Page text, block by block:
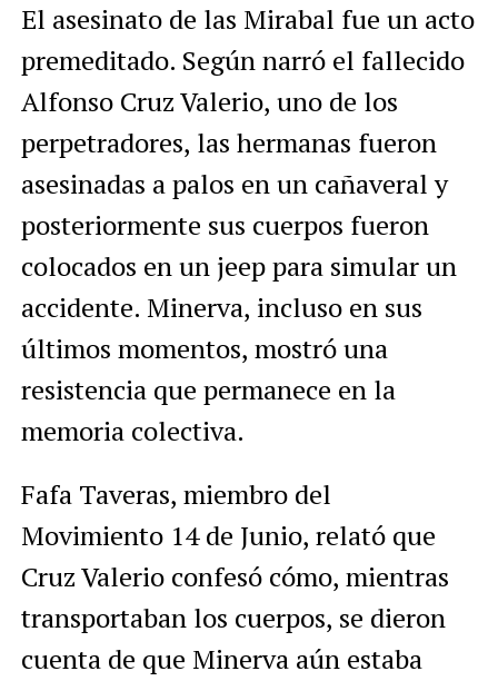
El asesinato de las Mirabal fue un acto
premeditado. Según narró el fallecido
Alfonso Cruz Valerio, uno de los
perpetradores, las hermanas fueron
asesinadas a palos en un cañaveral y
posteriormente sus cuerpos fueron
colocados en un jeep para simular un
accidente. Minerva, incluso en sus
últimos momentos, mostró una
resistencia que permanece en la
memoria colectiva.
Fafa Taveras, miembro del
Movimiento 14 de Junio, relató que
Cruz Valerio confesó cómo, mientras
transportaban los cuerpos, se dieron
cuenta de que Minerva aún estaba